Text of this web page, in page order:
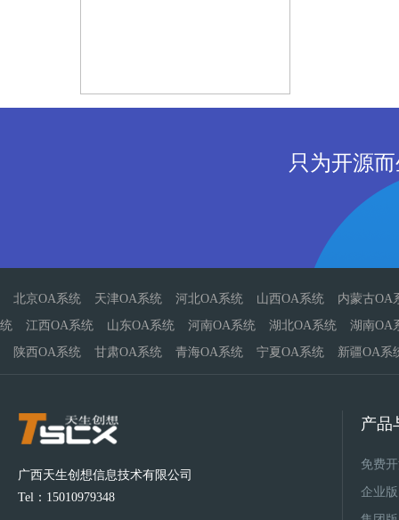
只为开源
北京OA系统 天津OA系统 河北OA系统 山西OA系统
内蒙古OA
统
江西OA系统 山东OA系统 河南OA系统 湖北OA系统
湖南OA
陕西OA系统
甘肃OA系统 青海OA系统 宁夏OA系统 新疆OA系
广西天生创想信息技术有限公司
Tel：15010979348
产品
免费
企业版